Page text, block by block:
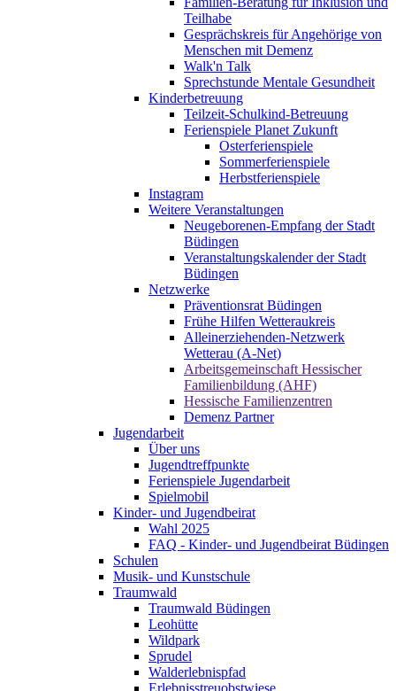
Teilhabe
Gesprächskreis für Angehörige von
Menschen mit Demenz
Walk'n Talk
Sprechstunde Mentale Gesundheit
Kinderbetreuung
Teilzeit-Schulkind-Betreuung
Ferienspiele Planet Zukunft
Osterferienspiele
Sommerferienspiele
Herbstferienspiele
Instagram
Weitere Veranstaltungen
Neugeborenen-Empfang der Stadt
Büdingen
Veranstaltungskalender der Stadt
Büdingen
Netzwerke
Präventionsrat Büdingen
Frühe Hilfen Wetteraukreis
Alleinerziehenden-Netzwerk
Wetterau (A-Net)
Arbeitsgemeinschaft Hessischer
Familienbildung (AHF)
Hessische Familienzentren
Demenz Partner
Jugendarbeit
Über uns
Jugendtreffpunkte
Ferienspiele Jugendarbeit
Spielmobil
Kinder- und Jugendbeirat
Wahl 2025
FAQ - Kinder- und Jugendbeirat Büdingen
Schulen
Musik- und Kunstschule
Traumwald
Traumwald Büdingen
Leohütte
Wildpark
Sprudel
Walderlebnispfad
Erlebnisstreuobstwiese